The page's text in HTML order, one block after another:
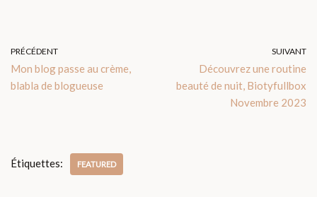
PRÉCÉDENT
Mon blog passe au crème,
blabla de blogueuse
SUIVANT
Découvrez une routine
beauté de nuit, Biotyfullbox
Novembre 2023
Étiquettes: FEATURED